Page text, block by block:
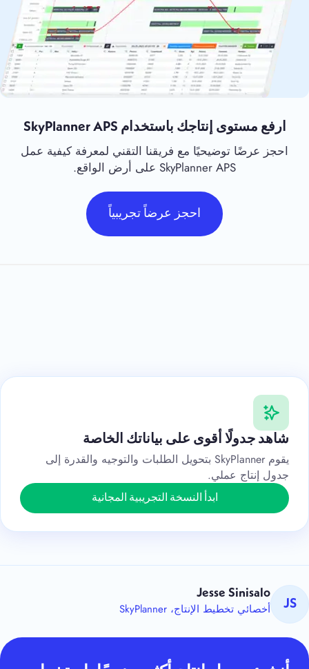
ارفع مستوى إنتاجك باستخدام SkyPlanner APS
احجز عرضًا توضيحيًا مع فريقنا التقني لمعرفة كيفية عمل
SkyPlanner APS على أرض الواقع.
احجز عرضاً تجريبياً
شاهد جدولًا أقوى على بياناتك الخاصة
يقوم SkyPlanner بتحويل الطلبات والتوجيه والقدرة إلى
جدول إنتاج عملي.
ابدأ النسخة التجريبية المجانية
JS
Jesse Sinisalo
أخصائي تخطيط الإنتاج، SkyPlanner